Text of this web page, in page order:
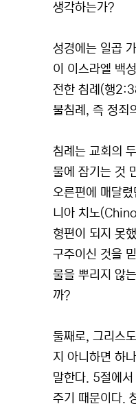
생각하는가?
성경에는 일곱
이 이스라엘 백
전한 침례(행
불침례, 즉 정죄
침례는 교회의
물에 잠기는 것
오른편에 매달
니아 치노
형편이 되지 못
구주이신 것을
물을 뿌리지 않
까?
둘째로, 그리스
지 아니하면 하
말한다. 5절에서
주기 때문이다.